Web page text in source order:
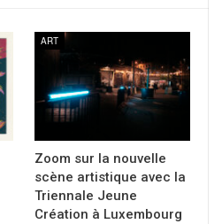
ART
Zoom sur la nouvelle
scène artistique avec la
Triennale Jeune
Création à Luxembourg